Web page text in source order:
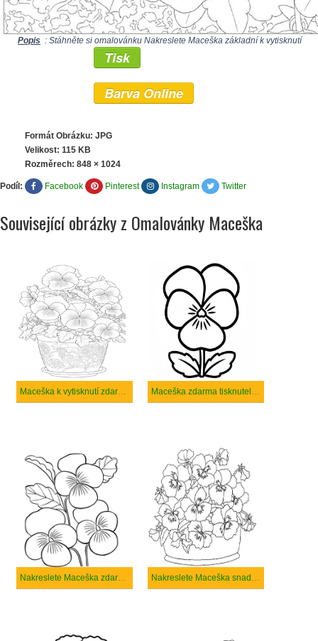
Popis : Stáhněte si omalovánku Nakreslete Maceška základní k vytisknutí
Tisk
Barva Online
Formát Obrázku: JPG
Velikost: 115 KB
Rozměrech: 848 × 1024
Podíl: Facebook Pinterest Instagram Twitter
Související obrázky z Omalovánky Maceška
Maceška k vytisknutí zdarma Maceška zdarma tisknutelné pro děti
Nakreslete Maceška zdarma prostý tisknutelné Nakreslete Maceška snadný tisknutelné